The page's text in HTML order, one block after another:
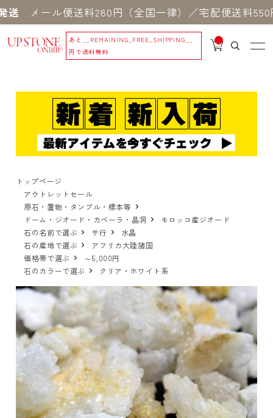
便送料280円（全国一律）／宅配便送料550円 ※
あと
__REMAINING_FREE_SHIPPING__
円で送料無料
__
IT
_
トップページ
アウトレットセール
原石・置物・タンブル・標本等
ドーム・ジオード・カペーラ・晶洞
モロッコ産ジオード
石の名前で選ぶ
サ行
水晶
石の産地で選ぶ
アフリカ大陸諸国
価格帯で選ぶ
～5,000円
石のカラーで選ぶ
クリア・ホワイト系